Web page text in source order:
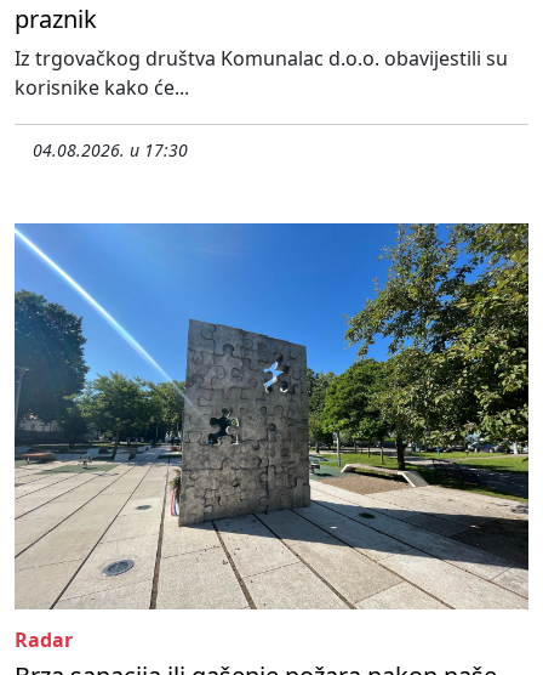
praznik
Iz trgovačkog društva Komunalac d.o.o. obavijestili su
korisnike kako će...
04.08.2026. u 17:30
Radar